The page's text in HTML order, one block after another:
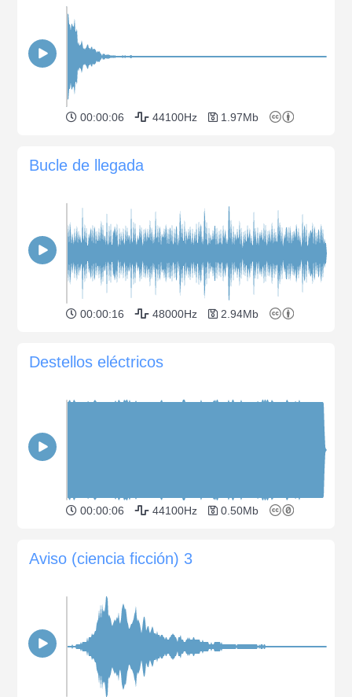
00:00:06 44100Hz 1.97Mb
Bucle de llegada
00:00:16 48000Hz 2.94Mb
Destellos eléctricos
00:00:06 44100Hz 0.50Mb
Aviso (ciencia ficción) 3